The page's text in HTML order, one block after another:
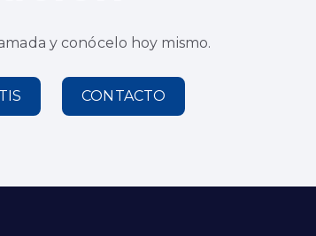
y conócelo hoy mismo.
CONTACTO